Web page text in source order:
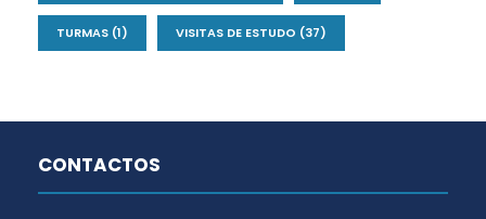
TURMAS (1) VISITAS DE ESTUDO (37)
CONTACTOS